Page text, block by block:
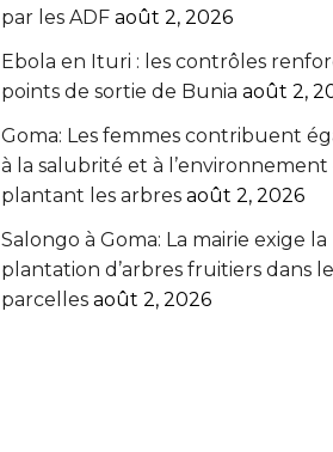
par les ADF août 2, 2026
Ebola en Ituri : les contrôles
points de sortie de Bunia août 2,
Goma: Les femmes contribuent
à la salubrité et à l’environnement
plantant les arbres août 2, 2026
Salongo à Goma: La mairie exige la
plantation d’arbres fruitiers dans
parcelles août 2, 2026